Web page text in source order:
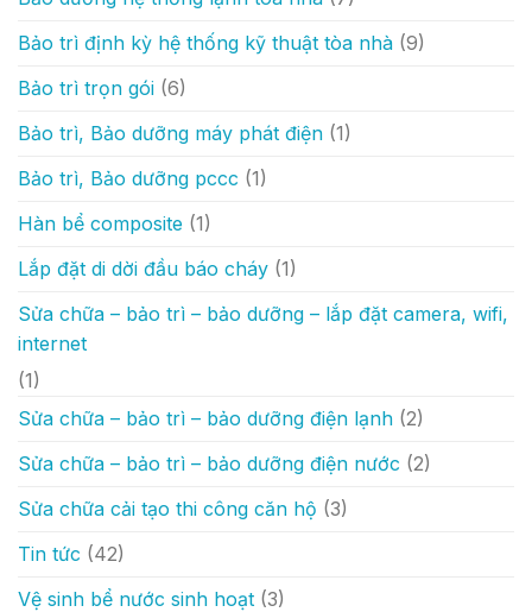
Bảo trì định kỳ hệ thống kỹ thuật tòa nhà (9)
Bảo trì trọn gói (6)
Bảo trì, Bảo dưỡng máy phát điện (1)
Bảo trì, Bảo dưỡng pccc (1)
Hàn bể composite (1)
Lắp đặt di dời đầu báo cháy (1)
Sửa chữa – bảo trì – bảo dưỡng – lắp đặt camera, wifi,
internet
(1)
Sửa chữa – bảo trì – bảo dưỡng điện lạnh (2)
Sửa chữa – bảo trì – bảo dưỡng điện nước (2)
Sửa chữa cải tạo thi công căn hộ (3)
Tin tức (42)
Vệ sinh bể nước sinh hoạt (3)